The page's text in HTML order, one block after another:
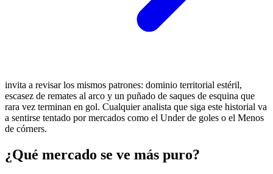
invita a revisar los mismos patrones: dominio territorial estéril,
escasez de remates al arco y un puñado de saques de esquina que
rara vez terminan en gol. Cualquier analista que siga este historial va
a sentirse tentado por mercados como el Under de goles o el Menos
de córners.
¿Qué mercado se ve más puro?